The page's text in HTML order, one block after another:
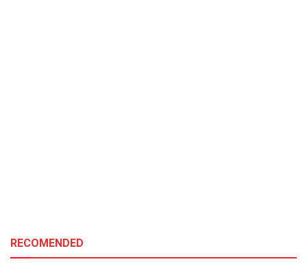
RECOMENDED